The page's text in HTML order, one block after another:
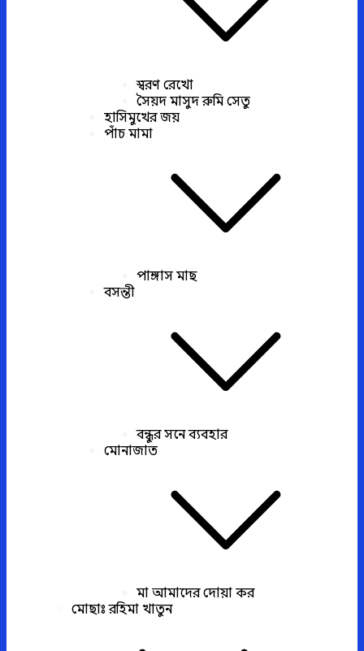
স্বরণ রেখো
সৈয়দ মাসুদ রুমি সেতু
হাসিমুখের জয়
পাঁচ মামা
পাঙ্গাস মাছ
বসন্তী
বন্ধুর সনে ব্যবহার
মোনাজাত
মা আমাদের দোয়া কর
মোছাঃ রহিমা খাতুন